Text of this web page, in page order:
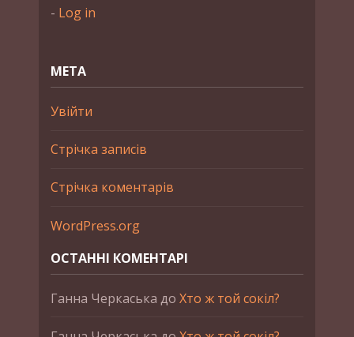
- Log in
МЕТА
Увійти
Стрічка записів
Стрічка коментарів
WordPress.org
ОСТАННІ КОМЕНТАРІ
Ганна Черкаська до Хто ж той сокіл?